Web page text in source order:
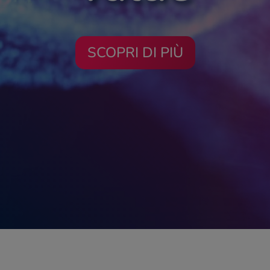
SCOPRI DI PIÙ